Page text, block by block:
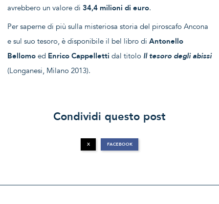
avrebbero un valore di 34,4 milioni di euro.
Per saperne di più sulla misteriosa storia del piroscafo Ancona
e sul suo tesoro, è disponibile il bel libro di Antonello
Bellomo ed Enrico Cappelletti dal titolo Il tesoro degli abissi
(Longanesi, Milano 2013).
Condividi questo post
X FACEBOOK